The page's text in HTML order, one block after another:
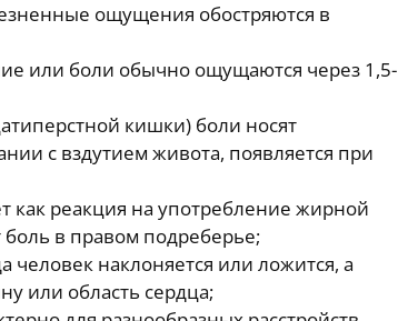
ощущения обостряются в
или боли обычно ощущаются через 1,5-
кишки) боли носят
с вздутием живота, появляется при
как реакция на употребление жирной
в правом подреберье;
человек наклоняется или ложится, а
или область сердца;